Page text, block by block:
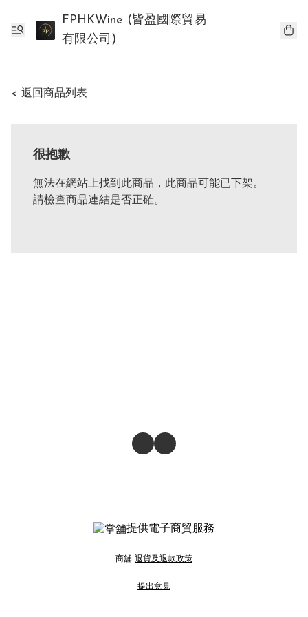
FPHKWine (皆盈國際貿易
有限公司)
< 返回商品列表
很抱歉
無法在網站上找到此商品，此商品可能已下架。
請檢查商品連結是否正確。
提供電子商貿服務
商舖 退貨及退款政策
提出意見